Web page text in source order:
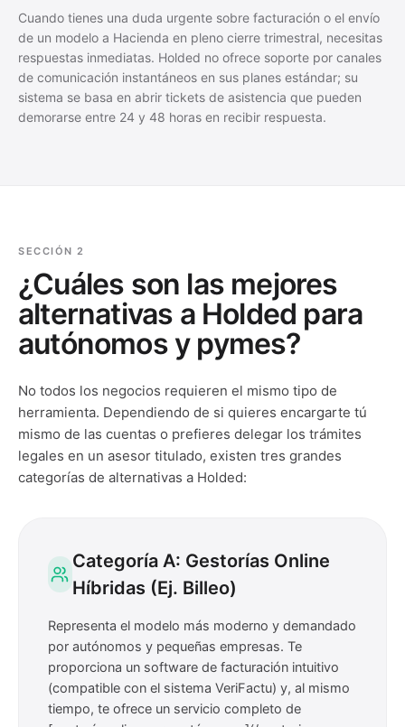
Cuando tienes una duda urgente sobre facturación o el envío
de un modelo a Hacienda en pleno cierre trimestral, necesitas
respuestas inmediatas. Holded no ofrece soporte por canales
de comunicación instantáneos en sus planes estándar; su
sistema se basa en abrir tickets de asistencia que pueden
demorarse entre 24 y 48 horas en recibir respuesta.
SECCIÓN 2
¿Cuáles son las mejores
alternativas a Holded para
autónomos y pymes?
No todos los negocios requieren el mismo tipo de
herramienta. Dependiendo de si quieres encargarte tú
mismo de las cuentas o prefieres delegar los trámites
legales en un asesor titulado, existen tres grandes
categorías de alternativas a Holded:
Categoría A: Gestorías Online
Híbridas (Ej. Billeo)
Representa el modelo más moderno y demandado
por autónomos y pequeñas empresas. Te
proporciona un software de facturación intuitivo
(compatible con el sistema VeriFactu) y, al mismo
tiempo, te ofrece un servicio completo de